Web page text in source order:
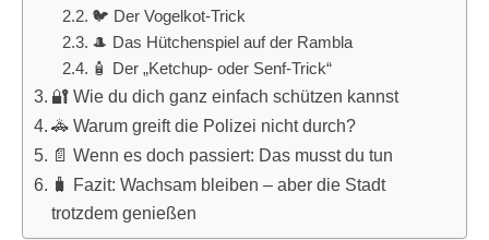
🐦 Der Vogelkot-Trick
🎩 Das Hütchenspiel auf der Rambla
🧴 Der „Ketchup- oder Senf-Trick“
🔐 Wie du dich ganz einfach schützen kannst
🚓 Warum greift die Polizei nicht durch?
📄 Wenn es doch passiert: Das musst du tun
🧳 Fazit: Wachsam bleiben – aber die Stadt
trotzdem genießen